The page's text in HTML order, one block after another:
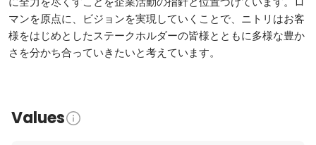
マンを原点に、ビジョンを実現していくことで、ニトリはお客
様をはじめとしたステークホルダーの皆様とともに多様な豊か
さを分かち合っていきたいと考えています。
Values